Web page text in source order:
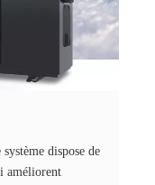
dispose de
améliorent